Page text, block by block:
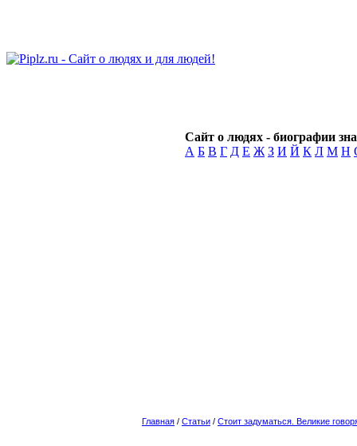
Сайт о людях - биографии
А Б В Г Д Е Ж З И Й К Л М Н
Главная / Статьи / Стоит задуматься. Великие